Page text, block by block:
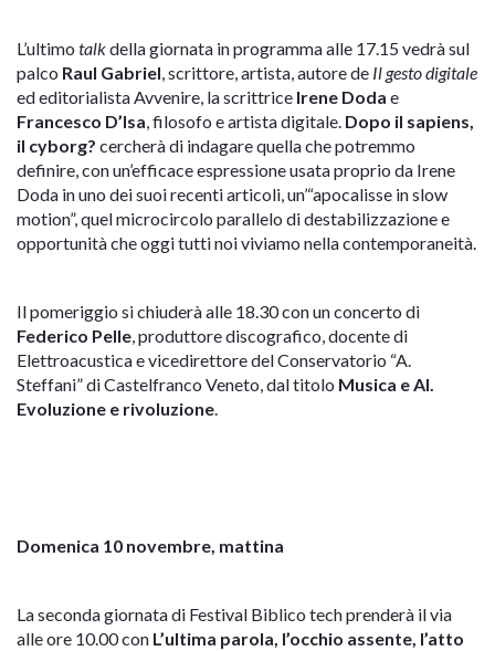
L’ultimo talkdella giornata in programma alle 17.15 vedrà sul
palco Raul Gabriel, scrittore, artista, autore de Il gesto digitale
ed editorialista Avvenire, la scrittrice Irene Doda e
Francesco D’Isa, filosofo e artista digitale. Dopo il sapiens,
il cyborg? cercherà di indagare quella che potremmo
definire, con un’efficace espressione usata proprio da Irene
Doda in uno dei suoi recenti articoli, un’“apocalisse in slow
motion”, quel microcircolo parallelo di destabilizzazione e
opportunità che oggi tutti noi viviamo nella contemporaneità.
Il pomeriggio si chiuderà alle 18.30 con un concerto di
Federico Pelle, produttore discografico, docente di
Elettroacustica e vicedirettore del Conservatorio “A.
Steffani” di Castelfranco Veneto, dal titolo Musica e AI.
Evoluzione e rivoluzione.
Domenica 10 novembre, mattina
La seconda giornata di Festival Biblico tech prenderà il via
alle ore 10.00 con L’ultima parola, l’occhio assente, l’atto